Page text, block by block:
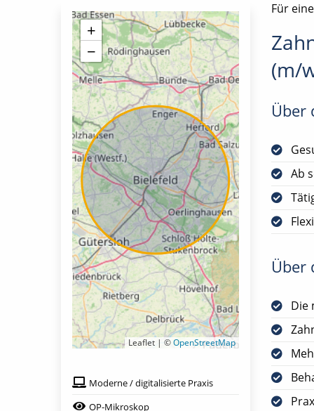
Für
(m/
Über
Ab
Über
Die
+
−
Leaflet | ©OpenStreetMap
Moderne / digitalisierte Praxis
OP-Mikroskop